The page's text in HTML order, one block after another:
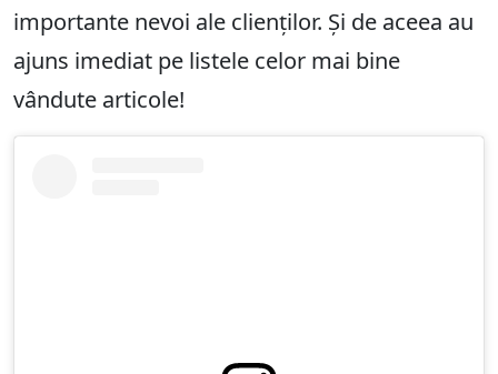
importante nevoi ale clienților. Și de aceea au
ajuns imediat pe listele celor mai bine
vândute articole!